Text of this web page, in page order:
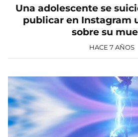
Una adolescente se
publicar en Instagram
sobre su
HACE 7 AÑOS